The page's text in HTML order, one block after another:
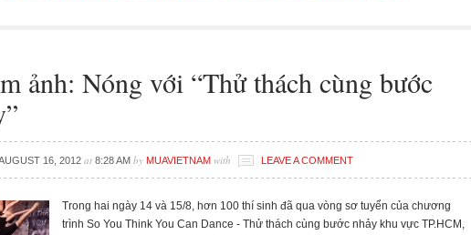
ảnh: Nóng với “Thử thách cùng bước
16, 2012 at 8:28 AM by MUAVIETNAM with LEAVE A COMMENT
Trong hai ngày 14 và 15/8, hơn 100 thí sinh đã qua vòng sơ tuyển của chương
trình So You Think You Can Dance - Thử thách cùng bước nhảy khu vực TP.HCM,